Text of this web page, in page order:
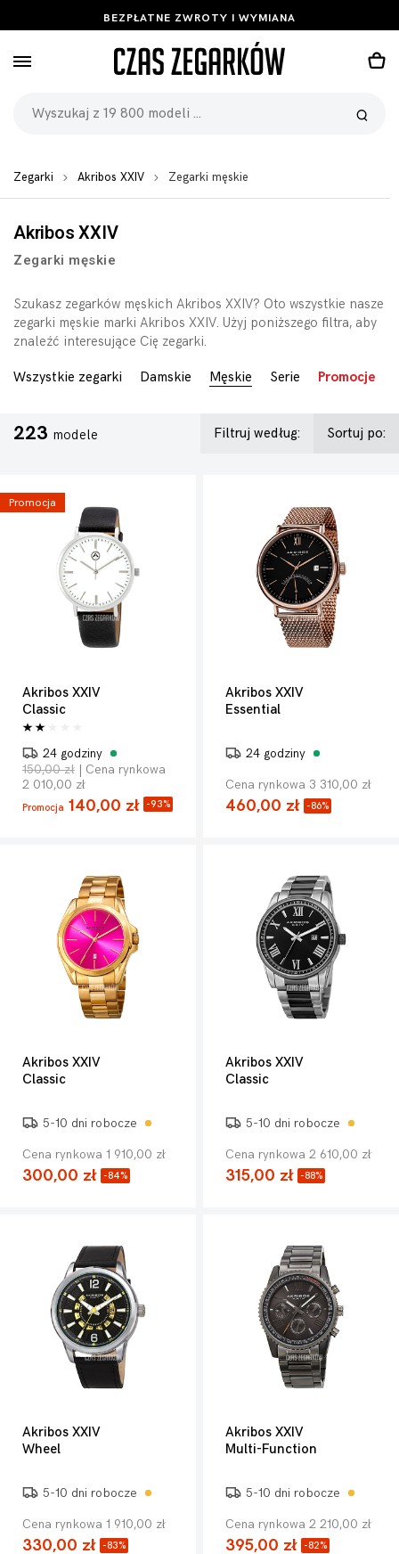
BEZPŁATNE ZWROTY I WYMIANA
Zegarki Akribos XXIV Zegarki męskie
Akribos XXIV
Zegarki męskie
Szukasz zegarków męskich Akribos XXIV? Oto wszystkie nasze
zegarki męskie marki Akribos XXIV. Użyj poniższego filtra, aby
znaleźć interesujące Cię zegarki.
Wszystkie zegarki Damskie Męskie Serie Promocje
223 modele Sortuj po:
Filtruj według:
Promocja
Akribos XXIV
Classic
24 godziny
150,00 zł | Cena rynkowa
2 010,00 zł
Promocja 140,00 zł -93%
Akribos XXIV
Essential
24 godziny
Cena rynkowa 3 310,00 zł
460,00 zł -86%
Akribos XXIV
Classic
5-10 dni robocze
Cena rynkowa 1 910,00 zł
300,00 zł -84%
Akribos XXIV
Classic
5-10 dni robocze
Cena rynkowa 2 610,00 zł
315,00 zł -88%
Akribos XXIV
Wheel
5-10 dni robocze
Cena rynkowa 1 910,00 zł
330,00 zł -83%
Akribos XXIV
Multi-Function
5-10 dni robocze
Cena rynkowa 2 210,00 zł
395,00 zł -82%